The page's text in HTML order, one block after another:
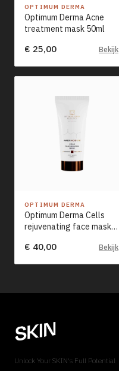
Tarieven →
OPTIMUM DERMA
Optimum Derma Acne
treatment mask 50ml
€ 25,00 Bekijk
OPTIMUM DERMA
Optimum Derma Cells
rejuvenating face mask
€ 40,00 Bekijk
Unlock Your SKIN's Full Potential